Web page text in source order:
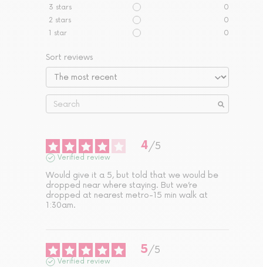
3 stars
0
2 stars
0
1 star 0
Sort reviews
4/5
Verified review
Would give it a 5, but told that we would be
dropped near where staying. But we’re
dropped at nearest metro-15 min walk at
1:30am.
5/5
Verified review